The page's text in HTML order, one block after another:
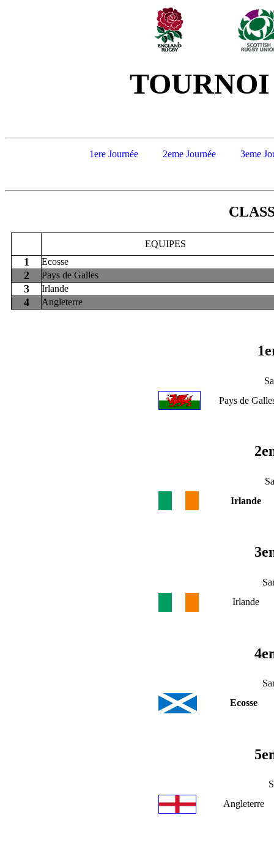
1ere Journée 2eme Journée 3eme
EQUIPES
1 Ecosse
2 Pays de Galles
3 Irlande
4 Angleterre
Pays de
Irlande
Irlande
Ecosse
Angleterre